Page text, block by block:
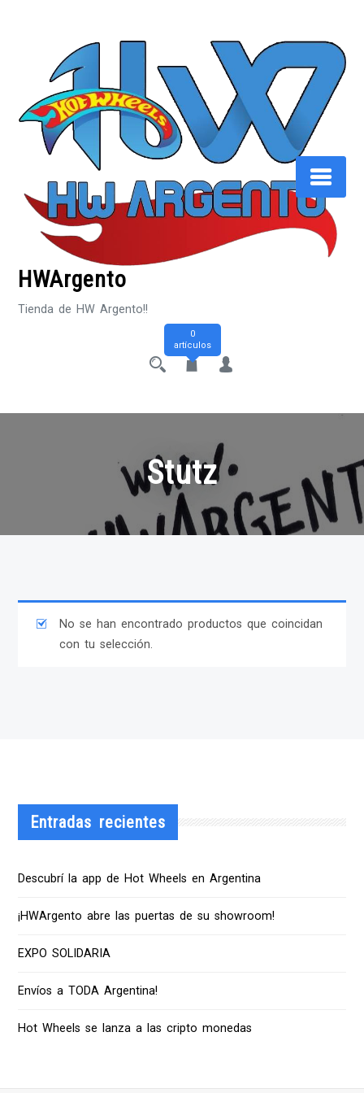
HWArgento
Tienda de HW Argento!!
0
artículos
Stutz
No se han encontrado productos que coincidan
con tu selección.
Entradas recientes
Descubrí la app de Hot Wheels en Argentina
¡HWArgento abre las puertas de su showroom!
EXPO SOLIDARIA
Envíos a TODA Argentina!
Hot Wheels se lanza a las cripto monedas